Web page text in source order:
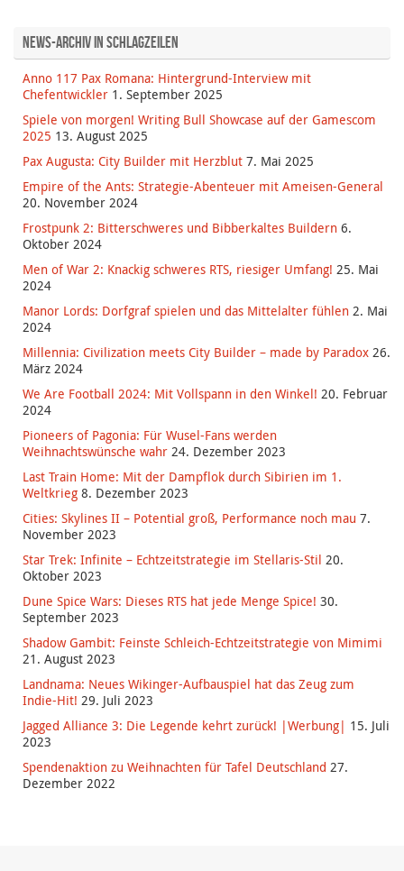
News-Archiv in Schlagzeilen
Anno 117 Pax Romana: Hintergrund-Interview mit
Chefentwickler 1. September 2025
Spiele von morgen! Writing Bull Showcase auf der Gamescom
2025 13. August 2025
Pax Augusta: City Builder mit Herzblut 7. Mai 2025
Empire of the Ants: Strategie-Abenteuer mit Ameisen-General
20. November 2024
Frostpunk 2: Bitterschweres und Bibberkaltes Buildern 6.
Oktober 2024
Men of War 2: Knackig schweres RTS, riesiger Umfang! 25. Mai
2024
Manor Lords: Dorfgraf spielen und das Mittelalter fühlen 2. Mai
2024
Millennia: Civilization meets City Builder – made by Paradox 26.
März 2024
We Are Football 2024: Mit Vollspann in den Winkel! 20. Februar
2024
Pioneers of Pagonia: Für Wusel-Fans werden
Weihnachtswünsche wahr 24. Dezember 2023
Last Train Home: Mit der Dampflok durch Sibirien im 1.
Weltkrieg 8. Dezember 2023
Cities: Skylines II – Potential groß, Performance noch mau 7.
November 2023
Star Trek: Infinite – Echtzeitstrategie im Stellaris-Stil 20.
Oktober 2023
Dune Spice Wars: Dieses RTS hat jede Menge Spice! 30.
September 2023
Shadow Gambit: Feinste Schleich-Echtzeitstrategie von Mimimi
21. August 2023
Landnama: Neues Wikinger-Aufbauspiel hat das Zeug zum
Indie-Hit! 29. Juli 2023
Jagged Alliance 3: Die Legende kehrt zurück! |Werbung| 15. Juli
2023
Spendenaktion zu Weihnachten für Tafel Deutschland 27.
Dezember 2022